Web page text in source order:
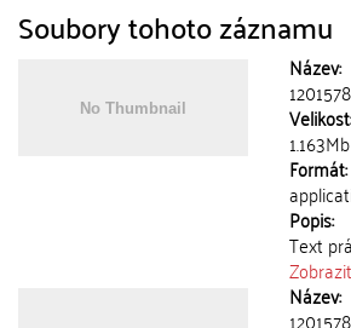
Soubory tohoto záznamu
Název:
Velikost:
1.163Mb
Formát:
Popis:
Text
Název: